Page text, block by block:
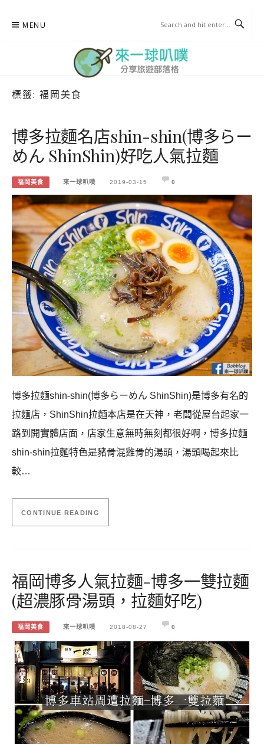
MENU
標籤: 福岡美食
博多拉麵名店shin-shin(博多らー
めん ShinShin)好吃人氣拉麵
福岡美食 來一球叭噗 2019-03-15 0
博多拉麵shin-shin(博多らーめん ShinShin)是博多有名的
拉麵店，ShinShin拉麵本店是在天神，老闆從屋台起家一
路到開實體店面，店家生意無時無刻都很好啊，博多拉麵
shin-shin拉麵特色是豬骨混雞骨的湯頭，湯頭喝起來比
較…
CONTINUE READING
福岡博多人氣拉麵-博多一雙拉麵
(超濃豚骨湯頭，拉麵好吃)
福岡美食 來一球叭噗 2018-08-27 0